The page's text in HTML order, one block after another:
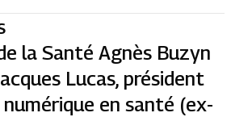
la Santé Agnès Buzyn
Lucas, président
numérique en santé (ex-